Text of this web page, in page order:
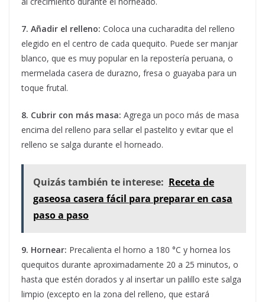
7. Añadir el relleno: Coloca una cucharadita del relleno
elegido en el centro de cada quequito. Puede ser manjar
blanco, que es muy popular en la repostería peruana, o
mermelada casera de durazno, fresa o guayaba para un
toque frutal.
8. Cubrir con más masa: Agrega un poco más de masa
encima del relleno para sellar el pastelito y evitar que el
relleno se salga durante el horneado.
Quizás también te interese: Receta de
gaseosa casera fácil para preparar en casa
paso a paso
9. Hornear: Precalienta el horno a 180 °C y hornea los
quequitos durante aproximadamente 20 a 25 minutos, o
hasta que estén dorados y al insertar un palillo este salga
limpio (excepto en la zona del relleno, que estará